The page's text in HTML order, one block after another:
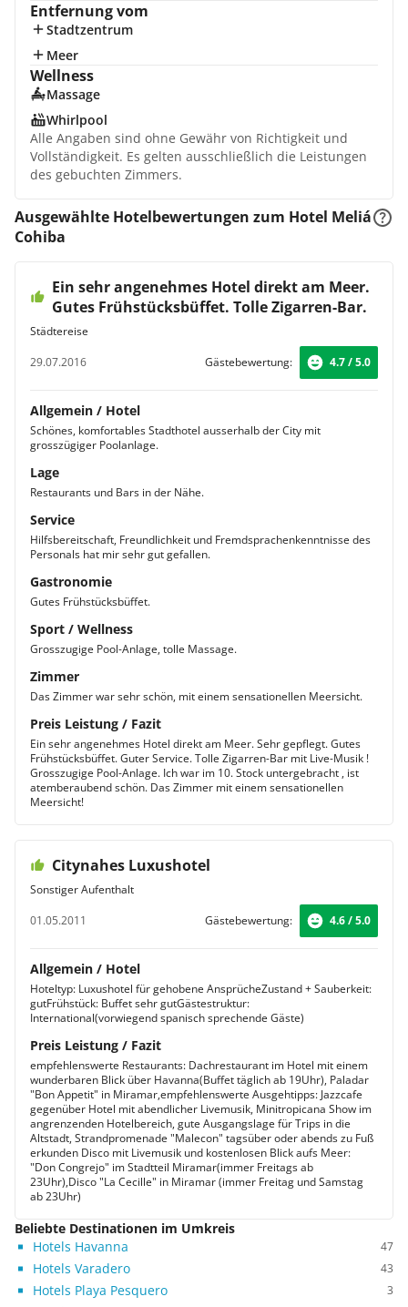
Entfernung vom
Stadtzentrum
Meer
Wellness
Massage
Whirlpool
Alle Angaben sind ohne Gewähr von Richtigkeit und
Vollständigkeit. Es gelten ausschließlich die Leistungen
des gebuchten Zimmers.
Ausgewählte Hotelbewertungen zum Hotel Meliá
Cohiba
Ein sehr angenehmes Hotel direkt am Meer.
Gutes Frühstücksbüffet. Tolle Zigarren-Bar.
Städtereise
29.07.2016
Gästebewertung: 4.7 / 5.0
Allgemein / Hotel
Schönes, komfortables Stadthotel ausserhalb der City mit
grosszügiger Poolanlage.
Lage
Restaurants und Bars in der Nähe.
Service
Hilfsbereitschaft, Freundlichkeit und Fremdsprachenkenntnisse des
Personals hat mir sehr gut gefallen.
Gastronomie
Gutes Frühstücksbüffet.
Sport / Wellness
Grosszugige Pool-Anlage, tolle Massage.
Zimmer
Das Zimmer war sehr schön, mit einem sensationellen Meersicht.
Preis Leistung / Fazit
Ein sehr angenehmes Hotel direkt am Meer. Sehr gepflegt. Gutes
Frühstücksbüffet. Guter Service. Tolle Zigarren-Bar mit Live-Musik !
Grosszugige Pool-Anlage. Ich war im 10. Stock untergebracht , ist
atemberaubend schön. Das Zimmer mit einem sensationellen
Meersicht!
Citynahes Luxushotel
Sonstiger Aufenthalt
01.05.2011
Gästebewertung: 4.6 / 5.0
Allgemein / Hotel
Hoteltyp: Luxushotel für gehobene AnsprücheZustand + Sauberkeit:
gutFrühstück: Buffet sehr gutGästestruktur:
International(vorwiegend spanisch sprechende Gäste)
Preis Leistung / Fazit
empfehlenswerte Restaurants: Dachrestaurant im Hotel mit einem
wunderbaren Blick über Havanna(Buffet täglich ab 19Uhr), Paladar
"Bon Appetit" in Miramar,empfehlenswerte Ausgehtipps: Jazzcafe
gegenüber Hotel mit abendlicher Livemusik, Minitropicana Show im
angrenzenden Hotelbereich, gute Ausgangslage für Trips in die
Altstadt, Strandpromenade "Malecon" tagsüber oder abends zu Fuß
erkunden Disco mit Livemusik und kostenlosen Blick aufs Meer:
"Don Congrejo" im Stadtteil Miramar(immer Freitags ab
23Uhr),Disco "La Cecille" in Miramar (immer Freitag und Samstag
ab 23Uhr)
Beliebte Destinationen im Umkreis
Hotels Havanna
47
Hotels Varadero 43
Hotels Playa Pesquero 3